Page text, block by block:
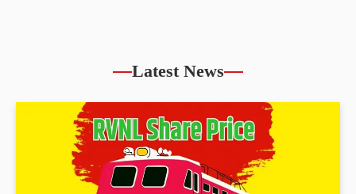
Latest News